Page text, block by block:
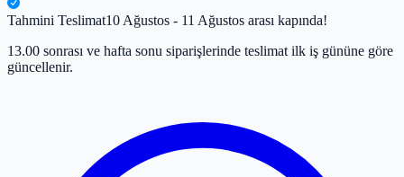
Tahmini Teslimat10 Ağustos - 11 Ağustos arası kapında!
13.00 sonrası ve hafta sonu siparişlerinde teslimat ilk iş gününe göre
güncellenir.